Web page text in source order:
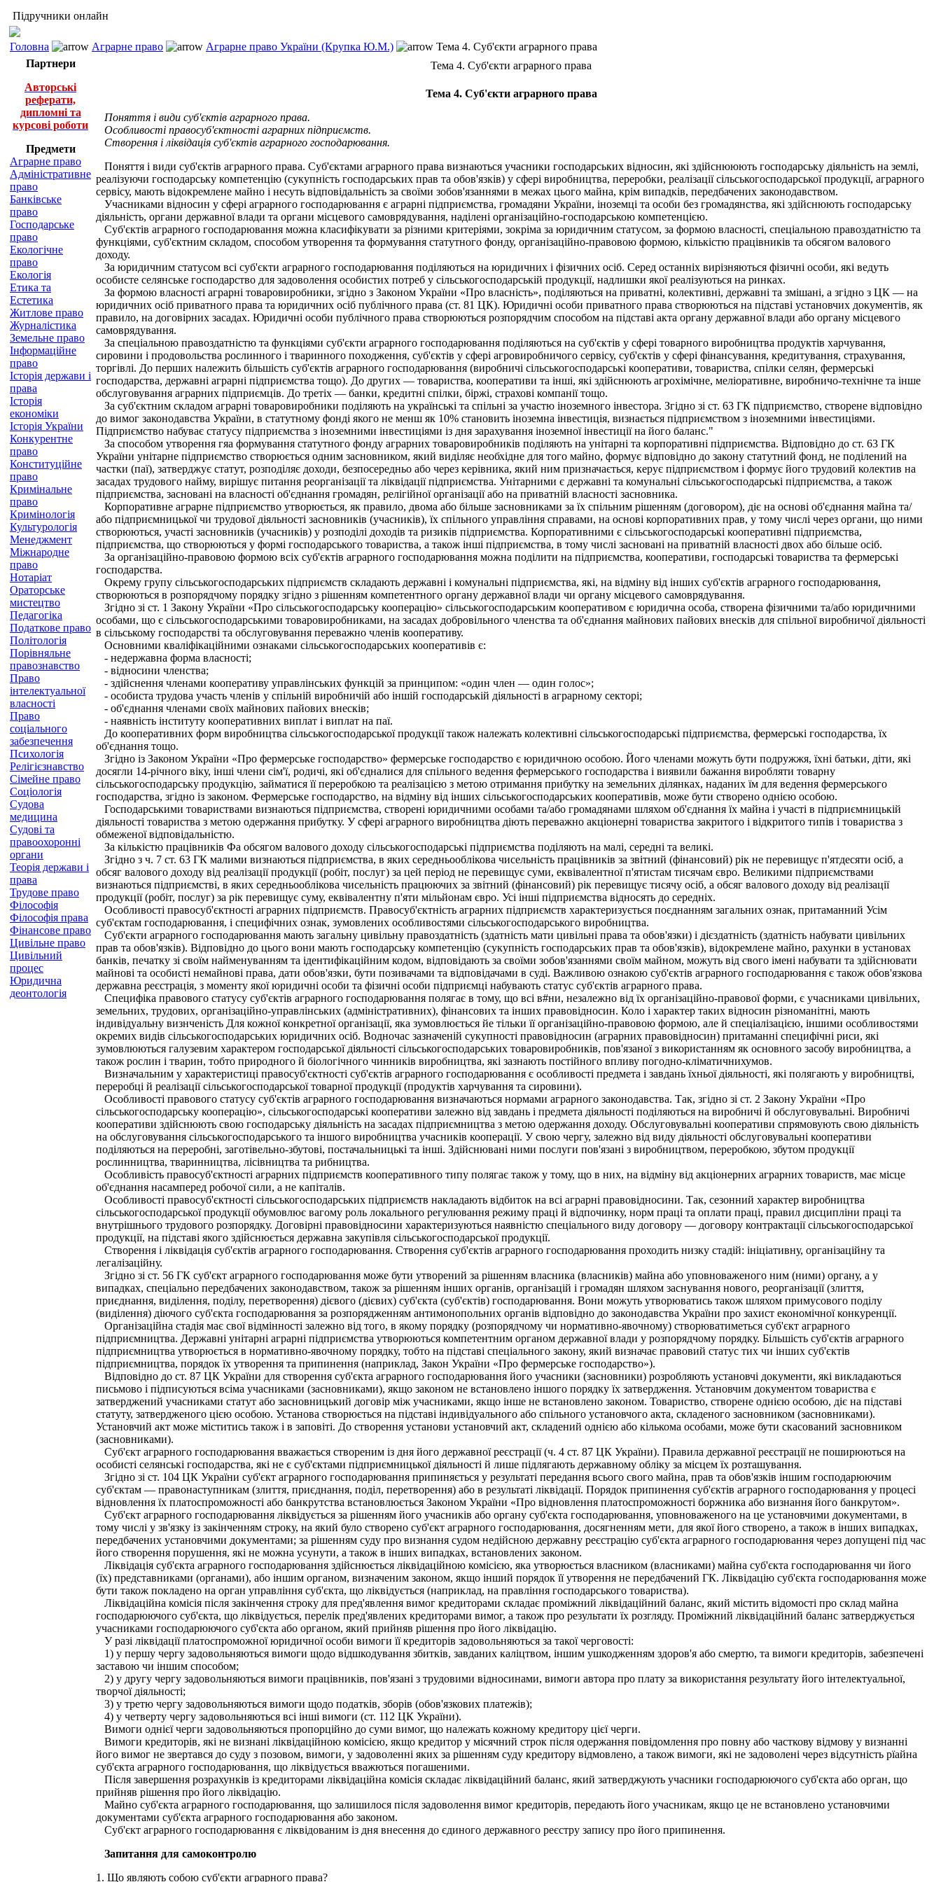
Підручники онлайн
Головна Аграрне право Аграрне право України (Крупка Ю.М.)
Тема 4. Суб'єкти аграрного права
Партнери
Авторські
реферати,
дипломні та
курсові роботи
Предмети
Аграрне право
Адміністративне
право
Банківське
право
Господарське
право
Екологічне
право
Екологія
Етика та
Естетика
Житлове право
Журналістика
Земельне право
Інформаційне
право
Історія держави і
права
Історія
економіки
Історія України
Конкурентне
право
Конституційне
право
Кримінальне
право
Кримінологія
Культурологія
Менеджмент
Міжнародне
право
Нотаріат
Ораторське
мистецтво
Педагогіка
Податкове право
Політологія
Порівняльне
правознавство
Право
інтелектуальної
власності
Право
соціального
забезпечення
Психологія
Релігієзнавство
Сімейне право
Соціологія
Судова
медицина
Судові та
правоохоронні
органи
Теорія держави і
права
Трудове право
Філософія
Філософія права
Фінансове право
Цивільне право
Цивільний
процес
Юридична
деонтологія
Тема 4. Суб'єкти аграрного права
Тема 4. Суб'єкти аграрного права
Поняття і види суб'єктів аграрного права.
Особливості правосуб'єктності аграрних підприємств.
Створення і ліквідація суб'єктів аграрного господарювання.
Поняття і види суб'єктів аграрного права. Суб'єктами аграрного права визнаються учасники господарських відносин, які здійснююють господарську діяльність на землі,
реалізуючи господарську компетенцію (сукупність господарських прав та обов'язків) у сфері виробництва, переробки, реалізації сільськогосподарської продукції, аграрного
сервісу, мають відокремлене майно і несуть відповідальність за своїми зобов'язаннями в межах цього майна, крім випадків, передбачених законодавством.
Учасниками відносин у сфері аграрного господарювання є аграрні підприємства, громадяни України, іноземці та особи без громадянства, які здійснюють господарську
діяльність, органи державної влади та органи місцевого самоврядування, наділені організаційно-господарською компетенцією.
Суб'єктів аграрного господарювання можна класифікувати за різними критеріями, зокріма за юридичним статусом, за формою власності, спеціальною правоздатністю та
функціями, суб'єктним складом, способом утворення та формування статутного фонду, організаційно-правовою формою, кількістю працівників та обсягом валового
доходу.
За юридичним статусом всі суб'єкти аграрного господарювання поділяються на юридичних і фізичних осіб. Серед останніх вирізняються фізичні особи, які ведуть
особисте селянське господарство для задоволення особистих потреб у сільськогосподарській продукції, надлишки якої реалізуються на ринках.
За формою власності аграрні товаровиробники, згідно з Законом України «Про власність», поділяються на приватні, колективні, державні та змішані, а згідно з ЦК — на
юридичних осіб приватного права та юридичних осіб публічного права (ст. 81 ЦК). Юридичні особи приватного права створюються на підставі установчих документів, як
правило, на договірних засадах. Юридичні особи публічного права створюються розпорядчим способом на підставі акта органу державної влади або органу місцевого
самоврядування.
За спеціальною правоздатністю та функціями суб'єкти аграрного господарювання поділяються на суб'єктів у сфері товарного виробництва продуктів харчування,
сировини і продовольства рослинного і тваринного походження, суб'єктів у сфері агровиробничого сервісу, суб'єктів у сфері фінансування, кредитування, страхування,
торгівлі. До перших належить більшість суб'єктів аграрного господарювання (виробничі сільськогосподарські кооперативи, товариства, спілки селян, фермерські
господарства, державні аграрні підприємства тощо). До других — товариства, кооперативи та інші, які здійснюють агрохімічне, меліоративне, виробничо-технічне та інше
обслуговування аграрних підприємців. До третіх — банки, кредитні спілки, біржі, страхові компанії тощо.
За суб'єктним складом аграрні товаровиробники поділяють на українські та спільні за участю іноземного інвестора. Згідно зі ст. 63 ГК підприємство, створене відповідно
до вимог законодавства України, в статутному фонді якого не менш як 10% становить іноземна інвестиція, визнається підприємством з іноземними інвестиціями.
Підприємство набуває статусу підприємства з іноземними інвестиціями із дня зарахування іноземної інвестиції на його баланс."
За способом утворення гяа формування статутного фонду аграрних товаровиробників поділяють на унітарні та корпоративні підприємства. Відповідно до ст. 63 ГК
України унітарне підприємство створюється одним засновником, який виділяє необхідне для того майно, формує відповідно до закону статутний фонд, не поділений на
частки (паї), затверджує статут, розподіляє доходи, безпосередньо або через керівника, який ним призначається, керує підприємством і формує його трудовий колектив на
засадах трудового найму, вирішує питання реорганізації та ліквідації підприємства. Унітарними є державні та комунальні сільськогосподарські підприємства, а також
підприємства, засновані на власності об'єднання громадян, релігійної організації або на приватній власності засновника.
Корпоративне аграрне підприємство утворюється, як правило, двома або більше засновниками за їх спільним рішенням (договором), діє на основі об'єднання майна та/
або підприємницької чи трудової діяльності засновників (учасників), їх спільного управління справами, на основі корпоративних прав, у тому числі через органи, що ними
створюються, участі засновників (учасників) у розподілі доходів та ризиків підприємства. Корпоративними є сільськогосподарські кооперативні підприємства,
підприємства, що створюються у формі господарського товариства, а також інші підприємства, в тому числі засновані на приватній власності двох або більше осіб.
За організаційно-правовою формою всіх суб'єктів аграрного господарювання можна поділити на підприємства, кооперативи, господарські товариства та фермерські
господарства.
Окрему групу сільськогосподарських підприємств складають державні і комунальні підприємства, які, на відміну від інших суб'єктів аграрного господарювання,
створюються в розпорядчому порядку згідно з рішенням компетентного органу державної влади чи органу місцевого самоврядування.
Згідно зі ст. 1 Закону України «Про сільськогосподарську кооперацію» сільськогосподарським кооперативом є юридична особа, створена фізичними та/або юридичними
особами, що є сільськогосподарськими товаровиробниками, на засадах добровільного членства та об'єднання майнових пайових внесків для спільної виробничої діяльності
в сільському господарстві та обслуговування переважно членів кооперативу.
Основними кваліфікаційними ознаками сільськогосподарських кооперативів є:
- недержавна форма власності;
- відносини членства;
- здійснення членами кооперативу управлінських функцій за принципом: «один член — один голос»;
- особиста трудова участь членів у спільній виробничій або іншій господарській діяльності в аграрному секторі;
- об'єднання членами своїх майнових пайових внесків;
- наявність інституту кооперативних виплат і виплат на паї.
До кооперативних форм виробництва сільськогосподарської продукції також належать колективні сільськогосподарські підприємства, фермерські господарства, їх
об'єднання тощо.
Згідно із Законом України «Про фермерське господарство» фермерське господарство є юридичною особою. Його членами можуть бути подружжя, їхні батьки, діти, які
досягли 14-річного віку, інші члени сім'ї, родичі, які об'єдналися для спільного ведення фермерського господарства і виявили бажання виробляти товарну
сільськогосподарську продукцію, займатися її переробкою та реалізацією з метою отримання прибутку на земельних ділянках, наданих їм для ведення фермерського
господарства, згідно із законом. Фермерське господарство, на відміну від інших сільськогосподарських кооперативів, може бути створено однією особою.
Господарськими товариствами визнаються підприємства, створені юридичними особами та/або громадянами шляхом об'єднання їх майна і участі в підприємницькій
діяльності товариства з метою одержання прибутку. У сфері аграрного виробництва діють переважно акціонерні товариства закритого і відкритого типів і товариства з
обмеженої відповідальністю.
За кількістю працівників Фа обсягом валового доходу сільськогосподарські підприємства поділяють на малі, середні та великі.
Згідно з ч. 7 ст. 63 ГК малими визнаються підприємства, в яких середньооблікова чисельність працівників за звітний (фінансовий) рік не перевищує п'ятдесяти осіб, а
обсяг валового доходу від реалізації продукції (робіт, послуг) за цей період не перевищує суми, еквівалентної п'ятистам тисячам євро. Великими підприємствами
визнаються підприємстві, в яких середньооблікова чисельність працюючих за звітний (фінансовий) рік перевищує тисячу осіб, а обсяг валового доходу від реалізації
продукції (робіт, послуг) за рік перевищує суму, еквівалентну п'яти мільйонам євро. Усі інші підприємства відносять до середніх.
Особливості правосуб'єктності аграрних підприємств. Правосуб'єктність аграрних підприємств характеризується поєднанням загальних ознак, притаманний Усім
суб'єктам господарювання, і специфічних ознак, зумовлених особливостями сільськогосподарського виробництва.
Суб'єкти аграрного господарювання мають загальну цивільну правоздатність (здатність мати цивільні права та обов'язки) і дієздатність (здатність набувати цивільних
прав та обов'язків). Відповідно до цього вони мають господарську компетенцію (сукупність господарських прав та обов'язків), відокремлене майно, рахунки в установах
банків, печатку зі своїм найменуванням та ідентифікаційним кодом, відповідають за своїми зобов'язаннями своїм майном, можуть від свого імені набувати та здійснювати
майнові та особисті немайнові права, дати обов'язки, бути позивачами та відповідачами в суді. Важливою ознакою суб'єктів аграрного господарювання є також обов'язкова
державна реєстрація, з моменту якої юридичні особи та фізичні особи підприємці набувають статус суб'єктів аграрного права.
Специфіка правового статусу суб'єктів аграрного господарювання полягає в тому, що всі в#ни, незалежно від їх організаційно-правової форми, є учасниками цивільних,
земельних, трудових, організаційно-управлінських (адміністративних), фінансових та інших правовідносин. Коло і характер таких відносин різноманітні, мають
індивідуальну визнченість Для кожної конкретної організації, яка зумовлюється йе тільки її організаційно-правовою формою, але й спеціалізацією, іншими особливостями
окремих видів сільськогосподарських юридичних осіб. Водночас зазначеній сукупності правовідносин (аграрних правовідносин) притаманні специфічні риси, які
зумовлюються галузевим характером господарської діяльності сільськогосподарських товаровиробників, пов'язаної з використанням як основного засобу виробництва, а
також рослин і тварин, тобто природного й біологічного чинників виробництва, які зазнають постійного впливу погодно-кліматичнихумов.
Визначальним у характеристиці правосуб'єктності суб'єктів аграрного господарювання є особливості предмета і завдань їхньої діяльності, які полягають у виробництві,
переробці й реалізації сільськогосподарської товарної продукції (продуктів харчування та сировини).
Особливості правового статусу суб'єктів аграрного господарювання визначаються нормами аграрного законодавства. Так, згідно зі ст. 2 Закону України «Про
сільськогосподарську кооперацію», сільськогосподарські кооперативи залежно від завдань і предмета діяльності поділяються на виробничі й обслуговувальні. Виробничі
кооперативи здійснюють свою господарську діяльність на засадах підприємництва з метою одержання доходу. Обслуговувальні кооперативи спрямовують свою діяльність
на обслуговування сільськогосподарського та іншого виробництва учасників кооперації. У свою чергу, залежно від виду діяльності обслуговувальні кооперативи
поділяються на переробні, заготівельно-збутові, постачальницькі та інші. Здійснювані ними послуги пов'язані з виробництвом, переробкою, збутом продукції
рослинництва, тваринництва, лісівництва та рибництва.
Особливість правосуб'єктності аграрних підприємств кооперативного типу полягає також у тому, що в них, на відміну від акціонерних аграрних товариств, має місце
об'єднання насамперед робочої сили, а не капіталів.
Особливості правосуб'єктності сільськогосподарських підприємств накладають відбиток на всі аграрні правовідносини. Так, сезонний характер виробництва
сільськогосподарської продукції обумовлює вагому роль локального регулювання режиму праці й відпочинку, норм праці та оплати праці, правил дисципліни праці та
внутрішнього трудового розпорядку. Договірні правовідносини характеризуються наявністю спеціального виду договору — договору контрактації сільськогосподарської
продукції, на підставі якого здійснюється державна закупівля сільськогосподарської продукції.
Створення і ліквідація суб'єктів аграрного господарювання. Створення суб'єктів аграрного господарювання проходить низку стадій: ініціативну, організаційну та
легалізаційну.
Згідно зі ст. 56 ГК суб'єкт аграрного господарювання може бути утворений за рішенням власника (власників) майна або уповноваженого ним (ними) органу, а у
випадках, спеціально передбачених законодавством, також за рішенням інших органів, організацій і громадян шляхом заснування нового, реорганізації (злиття,
приєднання, виділення, поділу, перетворення) дієвого (дієвих) суб'єкта (суб'єктів) господарювання. Вони можуть утворюватись також шляхом примусового поділу
(виділення) діючого суб'єкта господарювання за розпорядженням антимонопольних органів відповідно до законодавства України про захист економічної конкуренції.
Організаційна стадія має свої відмінності залежно від того, в якому порядку (розпорядчому чи нормативно-явочному) створюватиметься суб'єкт аграрного
підприємництва. Державні унітарні аграрні підприємства утворюються компетентним органом державної влади у розпорядчому порядку. Більшість суб'єктів аграрного
підприємництва утворюється в нормативно-явочному порядку, тобто на підставі спеціального закону, який визначає правовий статус тих чи інших суб'єктів
підприємництва, порядок їх утворення та припинення (наприклад, Закон України «Про фермерське господарство»).
Відповідно до ст. 87 ЦК України для створення суб'єкта аграрного господарювання його учасники (засновники) розробляють установчі документи, які викладаються
письмово і підписуються всіма учасниками (засновниками), якщо законом не встановлено іншого порядку їх затвердження. Установчим документом товариства є
затверджений учасниками статут або засновницький договір між учасниками, якщо інше не встановлено законом. Товариство, створене однією особою, діє на підставі
статуту, затвердженого цією особою. Установа створюється на підставі індивідуального або спільного установчого акта, складеного засновником (засновниками).
Установчий акт може міститись також і в заповіті. До створення установи установчий акт, складений однією або кількома особами, може бути скасований засновником
(засновниками).
Суб'єкт аграрного господарювання вважається створеним із дня його державної реєстрації (ч. 4 ст. 87 ЦК України). Правила державної реєстрації не поширюються на
особисті селянські господарства, які не є суб'єктами підприємницької діяльності й лише підлягають державному обліку за місцем їх розташування.
Згідно зі ст. 104 ЦК України суб'єкт аграрного господарювання припиняється у результаті передання всього свого майна, прав та обов'язків іншим господарюючим
суб'єктам — правонаступникам (злиття, приєднання, поділ, перетворення) або в результаті ліквідації. Порядок припинення суб'єктів аграрного господарювання у процесі
відновлення їх платоспроможності або банкрутства встановлюється Законом України «Про відновлення платоспроможності боржника або визнання його банкрутом».
Суб'єкт аграрного господарювання ліквідується за рішенням його учасників або органу суб'єкта господарювання, уповноваженого на це установчими документами, в
тому числі у зв'язку із закінченням строку, на який було створено суб'єкт аграрного господарювання, досягненням мети, для якої його створено, а також в інших випадках,
передбачених установчими документами; за рішенням суду про визнання судом недійсною державну реєстрацію суб'єкта аграрного господарювання через допущені під час
його створення порушення, які не можна усунути, а також в інших випадках, встановлених законом.
Ліквідація суб'єкта аграрного господарювання здійснюється ліквідаційною комісією, яка утворюється власником (власниками) майна суб'єкта господарювання чи його
(їх) представниками (органами), або іншим органом, визначеним законом, якщо інший порядок її утворення не передбачений ГК. Ліквідацію суб'єкта господарювання може
бути також покладено на орган управління суб'єкта, що ліквідується (наприклад, на правління господарського товариства).
Ліквідаційна комісія після закінчення строку для пред'явлення вимог кредиторами складає проміжний ліквідаційний баланс, який містить відомості про склад майна
господарюючого суб'єкта, що ліквідується, перелік пред'явлених кредиторами вимог, а також про результати їх розгляду. Проміжний ліквідаційний баланс затверджується
учасниками господарюючого суб'єкта або органом, який прийняв рішення про його ліквідацію.
У разі ліквідації платоспроможної юридичної особи вимоги її кредиторів задовольняються за такої черговості:
1) у першу чергу задовольняються вимоги щодо відшкодування збитків, завданих каліцтвом, іншим ушкодженням здоров'я або смертю, та вимоги кредиторів, забезпечені
заставою чи іншим способом;
2) у другу чергу задовольняються вимоги працівників, пов'язані з трудовими відносинами, вимоги автора про плату за використання результату його інтелектуальної,
творчої діяльності;
3) у третю чергу задовольняються вимоги щодо податків, зборів (обов'язкових платежів);
4) у четверту чергу задовольняються всі інші вимоги (ст. 112 ЦК України).
Вимоги однієї черги задовольняються пропорційно до суми вимог, що належать кожному кредитору цієї черги.
Вимоги кредиторів, які не визнані ліквідаційною комісією, якщо кредитор у місячний строк після одержання повідомлення про повну або часткову відмову у визнанні
його вимог не звертався до суду з позовом, вимоги, у задоволенні яких за рішенням суду кредитору відмовлено, а також вимоги, які не задоволені через відсутність рїайна
суб'єкта аграрного господарювання, що ліквідується вважються погашеними.
Після завершення розрахунків із кредиторами ліквідаційна комісія складає ліквідаційний баланс, який затверджують учасники господарюючого суб'єкта або орган, що
прийняв рішення про його ліквідацію.
Майно суб'єкта аграрного господарювання, що залишилося після задоволення вимог кредиторів, передають його учасникам, якщо це не встановлено установчими
документами суб'єкта аграрного господарювання або законом.
Суб'єкт аграрного господарювання є ліквідованим із дня внесення до єдиного державного реєстру запису про його припинення.
Запитання для самоконтролю
1. Що являють собою суб'єкти аграрного права?